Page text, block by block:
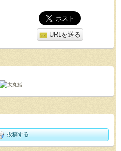
URLを送る
投稿する